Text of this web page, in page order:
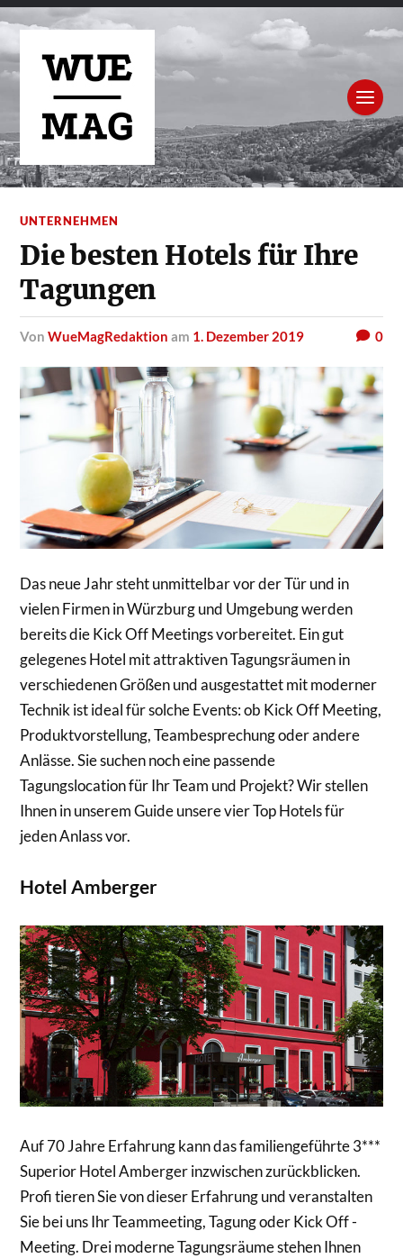
UNTERNEHMEN
Die besten Hotels für Ihre
Tagungen
vonWueMagRedaktion am 1. Dezember 2019 0
Das neue Jahr steht unmittelbar vor der Tür und in
vielen Firmen in Würzburg und Umgebung werden
bereits die Kick Off Meetings vorbereitet. Ein gut
gelegenes Hotel mit attraktiven Tagungsräumen in
verschiedenen Größen und ausgestattet mit moderner
Technik ist ideal für solche Events: ob Kick Off Meeting,
Produktvorstellung, Teambesprechung oder andere
Anlässe. Sie suchen noch eine passende
Tagungslocation für Ihr Team und Projekt? Wir stellen
Ihnen in unserem Guide unsere vier Top Hotels für
jeden Anlass vor.
Hotel Amberger
Auf 70 Jahre Erfahrung kann das familiengeführte 3***
Superior Hotel Amberger inzwischen zurückblicken.
Profi tieren Sie von dieser Erfahrung und veranstalten
Sie bei uns Ihr Teammeeting, Tagung oder Kick Off -
Meeting. Drei moderne Tagungsräume stehen Ihnen